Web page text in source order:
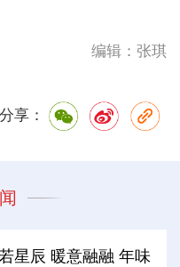
编辑：张琪
分享：
星辰 暖意融融 年味